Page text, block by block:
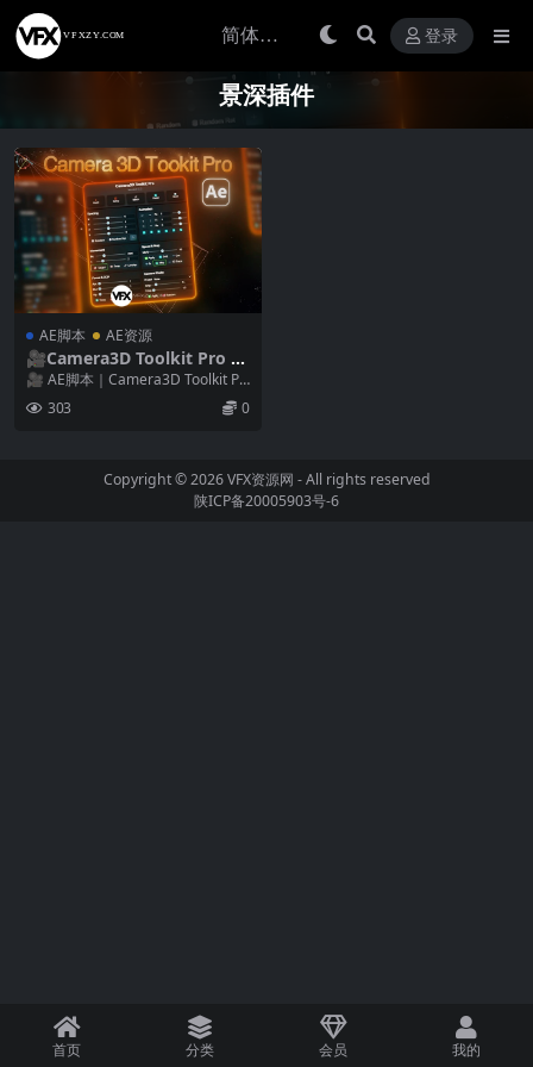
登录
景深插件
AE脚本 AE资源
🎥Camera3D Toolkit Pro v
2.2 AE三维空间摄像机平滑运
动脚本（含使用教程）
🎥 AE脚本｜Camera3D Toolkit Pr
303 0
Copyright © 2026VFX资源网 - All rights reserved
陕ICP备20005903号-6
首页 分类 会员 我的